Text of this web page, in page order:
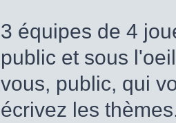
3 équipes de 4
public et sous
vous, public, qui
écrivez les